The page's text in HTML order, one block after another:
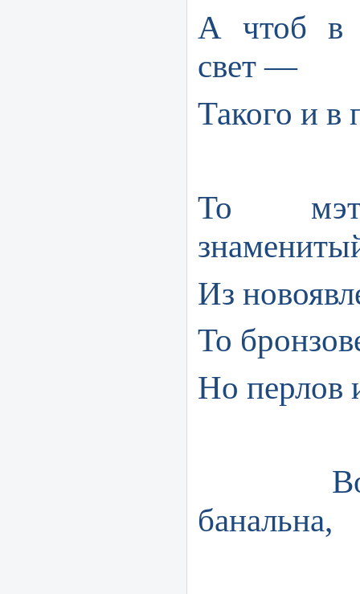
А чтоб в
свет —
Такого и в
То
Из
То
Но перлов
банальна,